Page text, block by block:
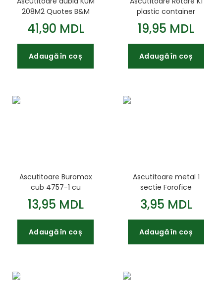
208M2 Quotes B&M
container
41,90 MDL
Adaugă în coș
plastic container
diverse culori
19,95 MDL
Adaugă în coș
Ascutitoare Buromax
cub 4757-1 cu
container
13,95 MDL
Adaugă în coș
Ascutitoare metal 1
sectie Forofice
3,95 MDL
Adaugă în coș